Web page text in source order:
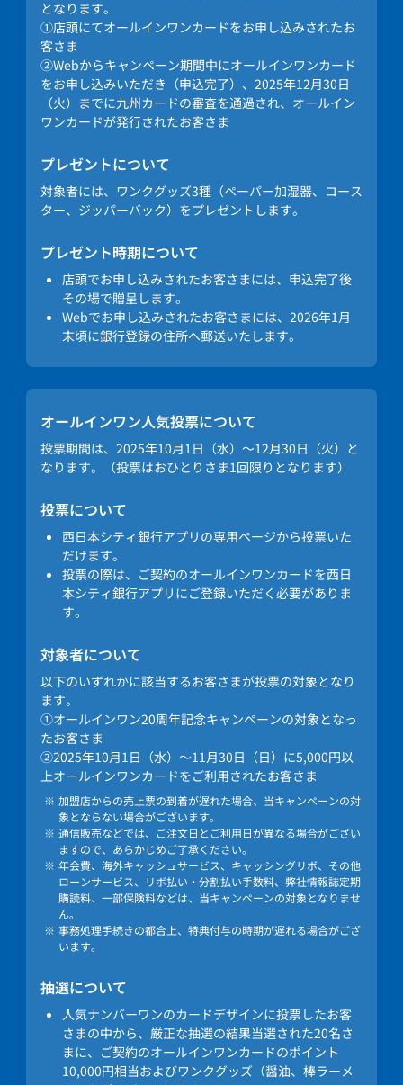
となります。
①店頭にてオールインワンカードをお申し込みされたお
客さま
②Webからキャンペーン期間中にオールインワンカード
をお申し込みいただき（申込完了）、2025年12月30日
（火）までに九州カードの審査を通過され、オールイン
ワンカードが発行されたお客さま
プレゼントについて
対象者には、ワンクグッズ3種（ペーパー加湿器、コース
ター、ジッパーバック）をプレゼントします。
プレゼント時期について
店頭でお申し込みされたお客さまには、申込完了後
その場で贈呈します。
Webでお申し込みされたお客さまには、2026年1月
末頃に銀行登録の住所へ郵送いたします。
オールインワン人気投票について
投票期間は、2025年10月1日（水）～12月30日（火）と
なります。（投票はおひとりさま1回限りとなります）
投票について
西日本シティ銀行アプリの専用ページから投票いた
だけます。
投票の際は、ご契約のオールインワンカードを西日
本シティ銀行アプリにご登録いただく必要がありま
す。
対象者について
以下のいずれかに該当するお客さまが投票の対象となり
ます。
①オールインワン20周年記念キャンペーンの対象となっ
たお客さま
②2025年10月1日（水）～11月30日（日）に5,000円以
上オールインワンカードをご利用されたお客さま
加盟店からの売上票の到着が遅れた場合、当キャンペーンの対
象とならない場合がございます。
通信販売などでは、ご注文日とご利用日が異なる場合がござい
ますので、あらかじめご了承ください。
年会費、海外キャッシュサービス、キャッシングリボ、その他
ローンサービス、リボ払い・分割払い手数料、弊社情報誌定期
購読料、一部保険料などは、当キャンペーンの対象となりませ
ん。
事務処理手続きの都合上、特典付与の時期が遅れる場合がござ
います。
抽選について
人気ナンバーワンのカードデザインに投票したお客
さまの中から、厳正な抽選の結果当選された20名さ
まに、ご契約のオールインワンカードのポイント
10,000円相当およびワンクグッズ（醤油、棒ラーメ